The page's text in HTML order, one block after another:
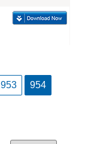
953
954